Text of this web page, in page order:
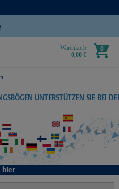
Warenkorb
0,00 €
0
UNTERSTÜTZEN SIE BEI
hier